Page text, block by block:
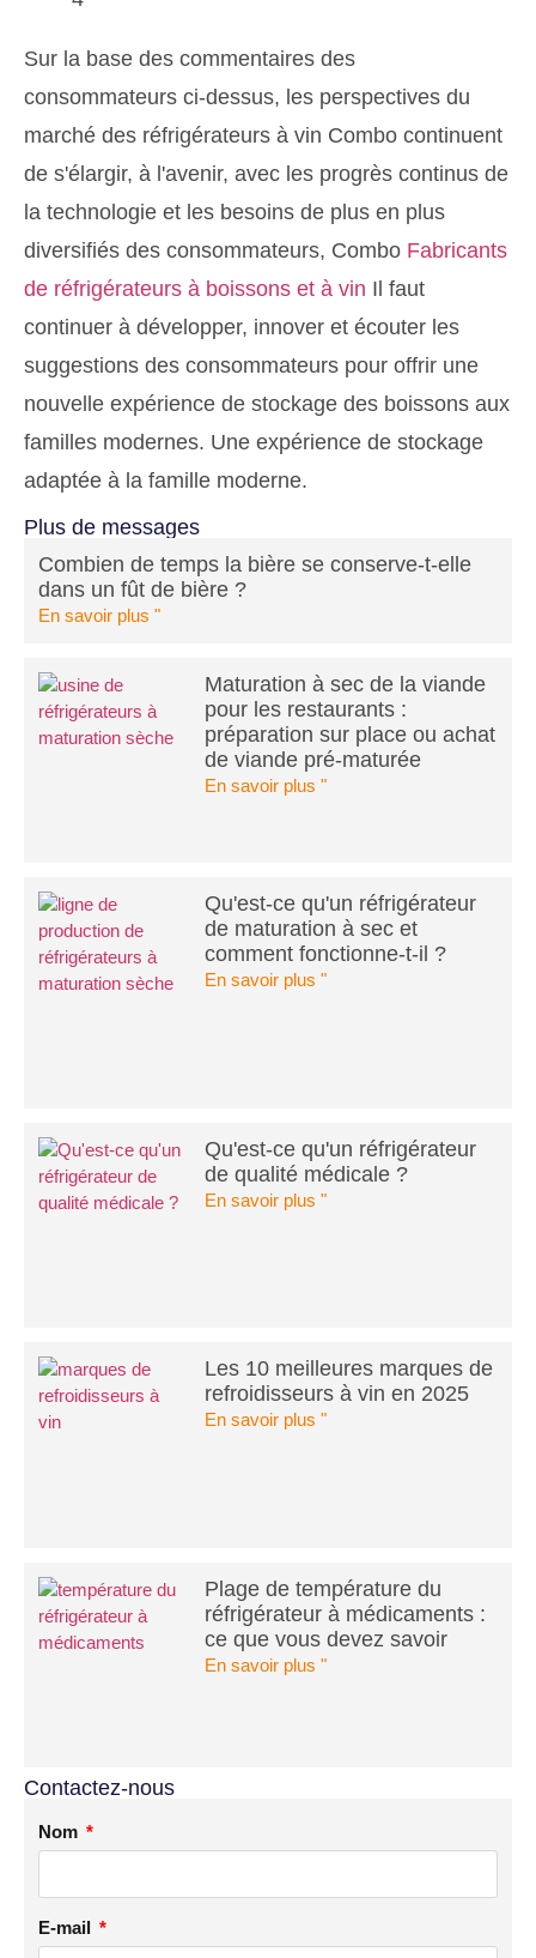
Sur la base des commentaires des
consommateurs ci-dessus, les perspectives du
marché des réfrigérateurs à vin Combo continuent
de s'élargir, à l'avenir, avec les progrès continus de
la technologie et les besoins de plus en plus
diversifiés des consommateurs, Combo Fabricants
de réfrigérateurs à boissons et à vin Il faut
continuer à développer, innover et écouter les
suggestions des consommateurs pour offrir une
nouvelle expérience de stockage des boissons aux
familles modernes. Une expérience de stockage
adaptée à la famille moderne.
Plus de messages
Combien de temps la bière se conserve-t-elle
dans un fût de bière ?
En savoir plus "
Maturation à sec de la viande
pour les restaurants :
préparation sur place ou achat
de viande pré-maturée
En savoir plus "
Qu'est-ce qu'un réfrigérateur
de maturation à sec et
comment fonctionne-t-il ?
En savoir plus "
Qu'est-ce qu'un réfrigérateur
de qualité médicale ?
En savoir plus "
Les 10 meilleures marques de
refroidisseurs à vin en 2025
En savoir plus "
Plage de température du
réfrigérateur à médicaments :
ce que vous devez savoir
En savoir plus "
Contactez-nous
Nom
E-mail